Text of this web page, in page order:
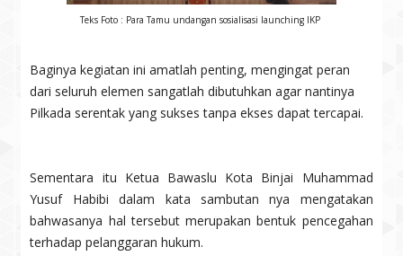
Teks Foto : Para Tamu undangan sosialisasi launching IKP
Baginya kegiatan ini amatlah penting, mengingat peran
dari seluruh elemen sangatlah dibutuhkan agar nantinya
Pilkada serentak yang sukses tanpa ekses dapat tercapai.
Sementara itu Ketua Bawaslu Kota Binjai Muhammad
Yusuf Habibi dalam kata sambutan nya mengatakan
bahwasanya hal tersebut merupakan bentuk pencegahan
terhadap pelanggaran hukum.